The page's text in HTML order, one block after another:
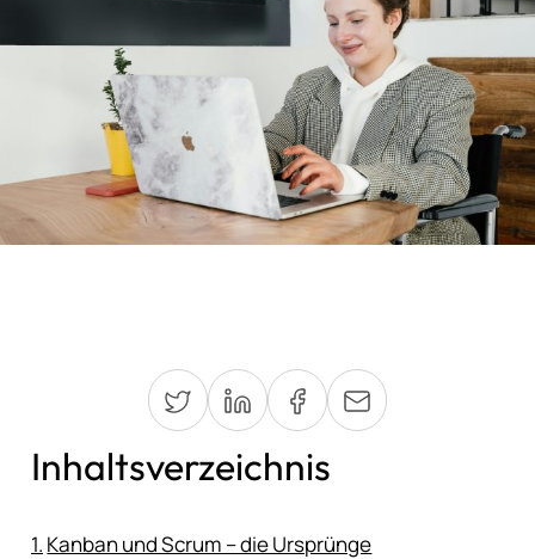
Inhaltsverzeichnis
Kanban und Scrum – die Ursprünge